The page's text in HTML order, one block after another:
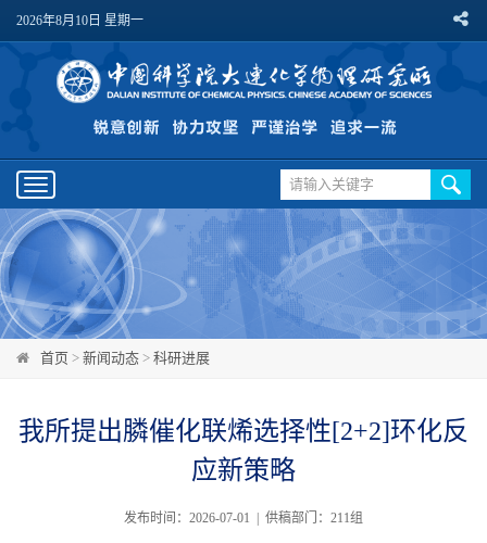
2026年8月10日 星期一
Toggle
navigation
首页 > 新闻动态 > 科研进展
我所提出膦催化联烯选择性[2+2]环化反
应新策略
发布时间：2026-07-01 | 供稿部门：211组